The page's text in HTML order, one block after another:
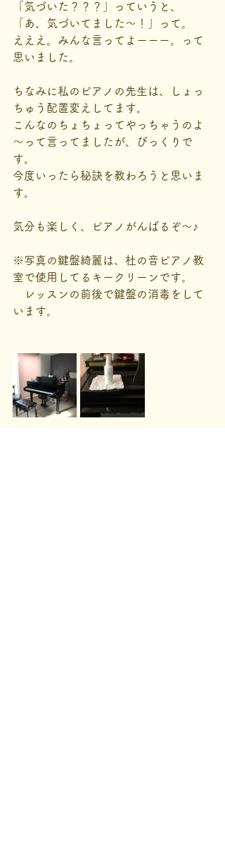
「気づいた？？？」っていうと、
「あ、気づいてました～！」って。
えええ。みんな言ってよーーー。って
思いました。
ちなみに私のピアノの先生は、しょっ
ちゅう配置変えしてます。
こんなのちょちょってやっちゃうのよ
～って言ってましたが、びっくりで
す。
今度いったら秘訣を教わろうと思いま
す。
気分も楽しく、ピアノがんばるぞ～♪
※写真の鍵盤綺麗は、杜の音ピアノ教
室で使用してるキークリーンです。
レッスンの前後で鍵盤の消毒をして
います。